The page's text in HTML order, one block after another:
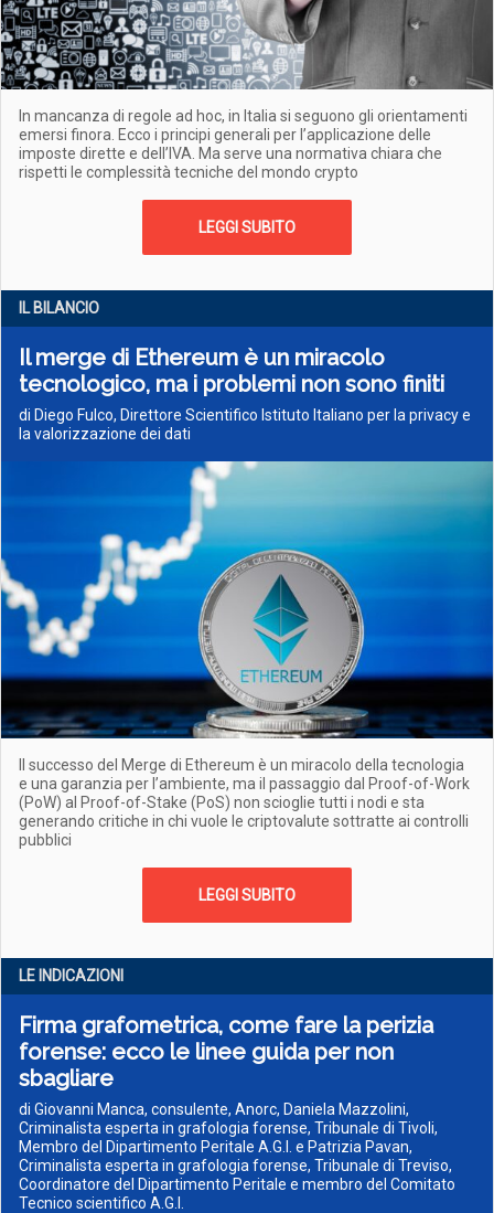
In mancanza di regole ad hoc, in Italia si seguono gli orientamenti
emersi finora. Ecco i principi generali per l’applicazione delle
imposte dirette e dell’IVA. Ma serve una normativa chiara che
rispetti le complessità tecniche del mondo crypto
LEGGI SUBITO
IL BILANCIO
Il merge di Ethereum è un miracolo
tecnologico, ma i problemi non sono finiti
di Diego Fulco, Direttore Scientifico Istituto Italiano per la privacy e
la valorizzazione dei dati
Il successo del Merge di Ethereum è un miracolo della tecnologia
e una garanzia per l’ambiente, ma il passaggio dal Proof-of-Work
(PoW) al Proof-of-Stake (PoS) non scioglie tutti i nodi e sta
generando critiche in chi vuole le criptovalute sottratte ai controlli
pubblici
LEGGI SUBITO
LE INDICAZIONI
Firma grafometrica, come fare la perizia
forense: ecco le linee guida per non
sbagliare
di Giovanni Manca, consulente, Anorc, Daniela Mazzolini,
Criminalista esperta in grafologia forense, Tribunale di Tivoli,
Membro del Dipartimento Peritale A.G.I. e Patrizia Pavan,
Criminalista esperta in grafologia forense, Tribunale di Treviso,
Coordinatore del Dipartimento Peritale e membro del Comitato
Tecnico scientifico A.G.I.